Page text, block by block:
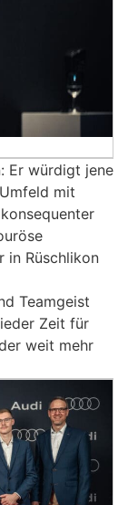
Er würdigt jene
mit
in Rüschlikon
Teamgeist
Zeit für
weit mehr